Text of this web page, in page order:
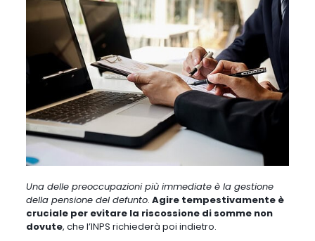
Una delle preoccupazioni più immediate è la gestione
della pensione del defunto. Agire tempestivamente è
cruciale per evitare la riscossione di somme non
dovute, che l’INPS richiederà poi indietro.